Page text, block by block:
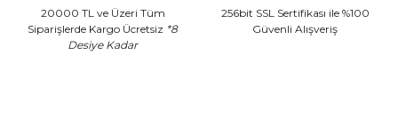
20000 TL ve Üzeri Tüm
Siparişlerde Kargo Ücretsiz *8
Desiye Kadar
256bit SSL Sertifikası ile %100
Güvenli Alışveriş